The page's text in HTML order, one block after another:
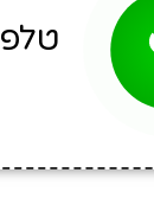
טלפון